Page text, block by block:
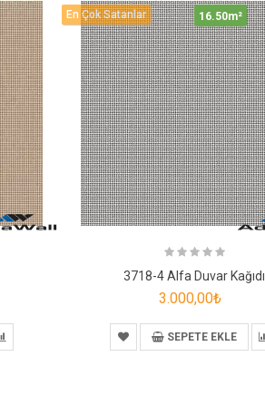
En Çok Satanlar 16.50m²
3718-4 Alfa Duvar Kağıdı
3.000,00₺
SEPETE EKLE